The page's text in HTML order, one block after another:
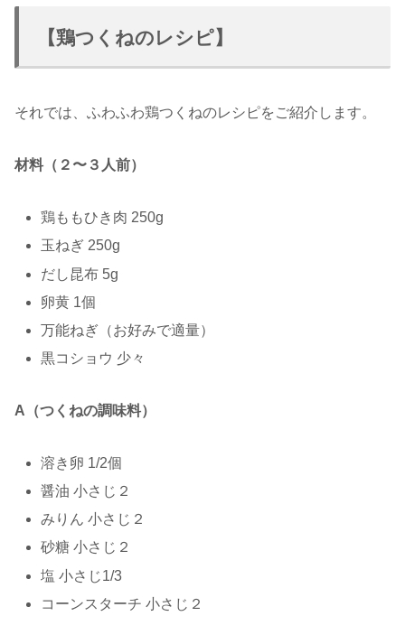
【鶏つくねのレシピ】
それでは、ふわふわ鶏つくねのレシピをご紹介します。
材料（２〜３人前）
鶏ももひき肉 250g
玉ねぎ 250g
だし昆布 5g
卵黄 1個
万能ねぎ（お好みで適量）
黒コショウ 少々
A（つくねの調味料）
溶き卵 1/2個
醤油 小さじ２
みりん 小さじ２
砂糖 小さじ２
塩 小さじ1/3
コーンスターチ 小さじ２